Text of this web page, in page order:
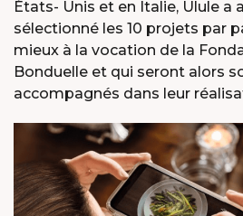
États- Unis et en Italie, Ulule a
sélectionné les 10 projets par
mieux à la vocation de la
Bonduelle et qui seront alors
accompagnés dans leur
MEET OUR
FRIENDLY